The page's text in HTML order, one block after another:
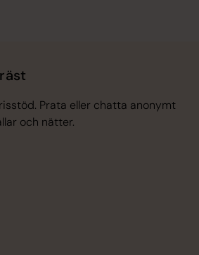
Prata eller chatta anonymt
och nätter.